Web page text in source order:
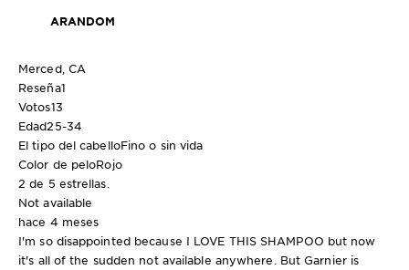
ARANDOM
Merced, CA
Reseña1
Votos13
Edad25-34
El tipo del cabelloFino o sin vida
Color de peloRojo
2 de 5 estrellas.
Not available
hace 4 meses
I'm so disappointed because I LOVE THIS SHAMPOO but now
it's all of the sudden not available anywhere. But Garnier is